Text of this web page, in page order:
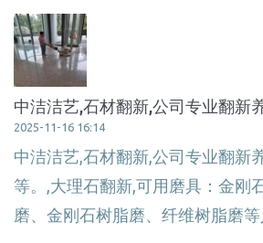
中洁洁艺,石材翻新,公司专业翻新
2025-11-16 16:14
中洁洁艺,石材翻新,公司专业翻新
等。,大理石翻新,可用磨具：金刚
磨、金刚石树脂磨、纤维树脂磨等